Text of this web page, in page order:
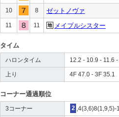
10 8 ゼットノヴァ
11 11 メイプルシスター
タイム
ハロンタイム 12.2 - 10.9 - 11.6
上り 4F 47.0 - 3F 35.1
コーナー通過順位
3コーナー 2 ,4(3,6)8(1,9,5)-